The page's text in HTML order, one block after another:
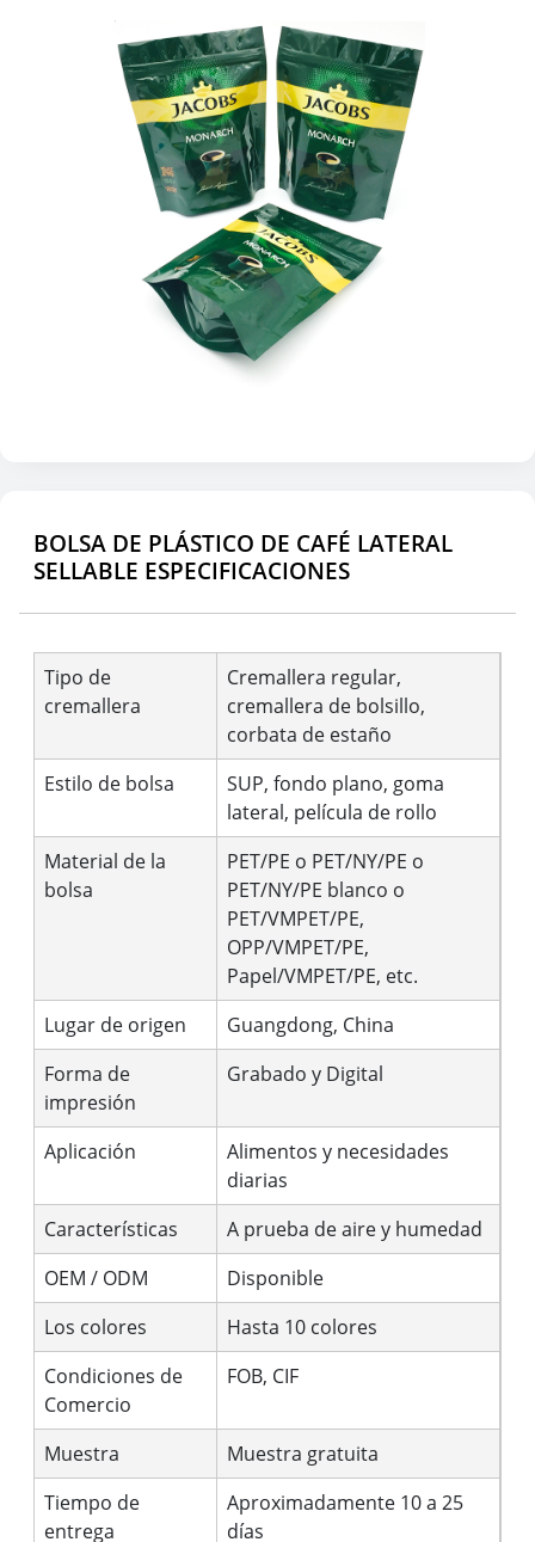
BOLSA DE PLÁSTICO DE CAFÉ LATERAL
SELLABLE ESPECIFICACIONES
Tipo de
cremallera
Cremallera regular,
cremallera de bolsillo,
corbata de estaño
Estilo de bolsa
SUP, fondo plano, goma
lateral, película de rollo
Material de la
bolsa
PET/PE o PET/NY/PE o
PET/NY/PE blanco o
PET/VMPET/PE,
OPP/VMPET/PE,
Papel/VMPET/PE, etc.
Lugar de origen
Guangdong, China
Forma de
impresión
Grabado y Digital
Aplicación
Alimentos y necesidades
diarias
Características
A prueba de aire y humedad
OEM / ODM
Disponible
Los colores
Hasta 10 colores
Condiciones de
Comercio
FOB, CIF
Muestra
Muestra gratuita
Tiempo de
entrega
Aproximadamente 10 a 25
días